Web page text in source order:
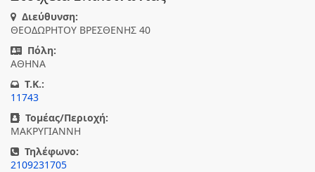
Διεύθυνση:
ΘΕΟΔΩΡΗΤΟΥ ΒΡΕΣΘΕΝΗΣ 40
Πόλη:
ΑΘΗΝΑ
T.K.:
11743
Τομέας/Περιοχή:
ΜΑΚΡΥΓΙΑΝΝΗ
Τηλέφωνο:
2109231705